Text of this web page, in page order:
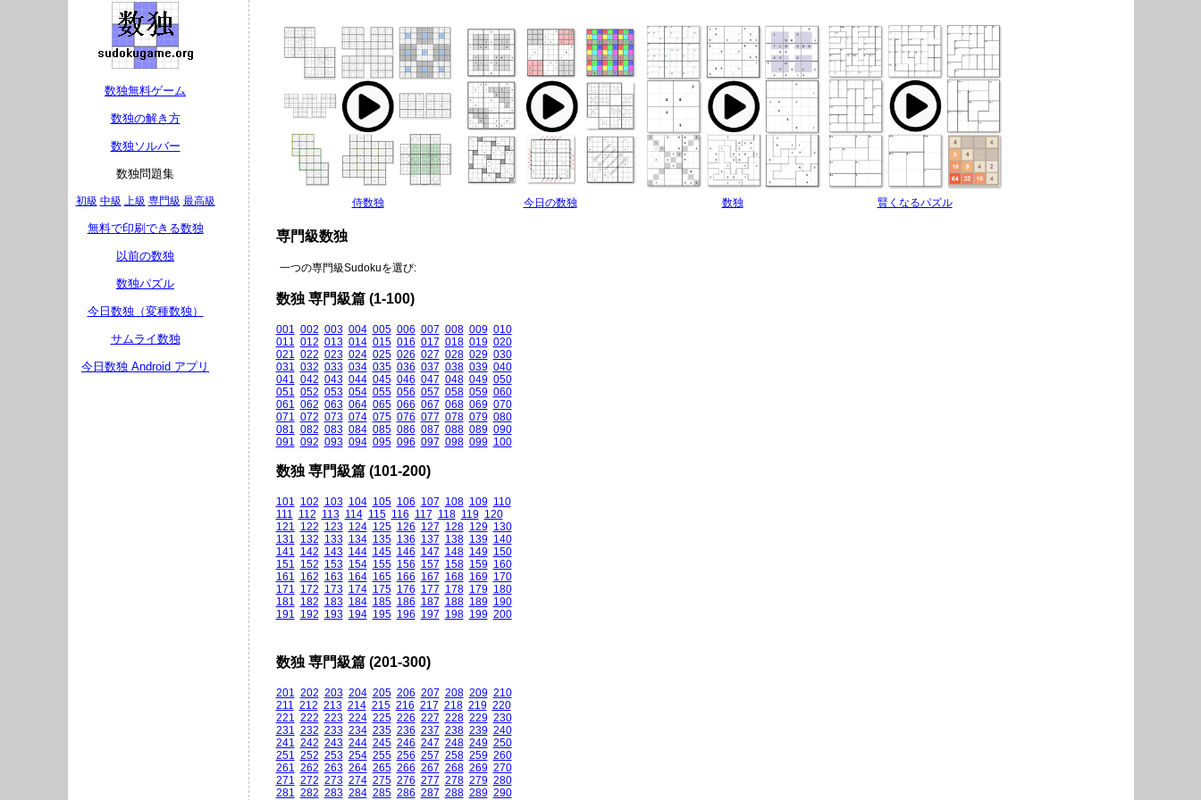
数独無料ゲーム
数独の解き方
数独ソルバー
数独問題集
初級 中級 上級 専門級 最高級
無料で印刷できる数独
以前の数独
数独パズル
今日数独（変種数独）
サムライ数独
今日数独 Android アプリ
侍数独 今日の数独 数独 賢くなるパズル
専門級数独
一つの専門級Sudokuを選び:
数独 専門級篇 (1-100)
001 002 003 004 005 006 007 008 009 010
011 012 013 014 015 016 017 018 019 020
021 022 023 024 025 026 027 028 029 030
031 032 033 034 035 036 037 038 039 040
041 042 043 044 045 046 047 048 049 050
051 052 053 054 055 056 057 058 059 060
061 062 063 064 065 066 067 068 069 070
071 072 073 074 075 076 077 078 079 080
081 082 083 084 085 086 087 088 089 090
091 092 093 094 095 096 097 098 099 100
数独 専門級篇 (101-200)
101 102 103 104 105 106 107 108 109 110
111 112 113 114 115 116 117 118 119 120
121 122 123 124 125 126 127 128 129 130
131 132 133 134 135 136 137 138 139 140
141 142 143 144 145 146 147 148 149 150
151 152 153 154 155 156 157 158 159 160
161 162 163 164 165 166 167 168 169 170
171 172 173 174 175 176 177 178 179 180
181 182 183 184 185 186 187 188 189 190
191 192 193 194 195 196 197 198 199 200
数独 専門級篇 (201-300)
201 202 203 204 205 206 207 208 209 210
211 212 213 214 215 216 217 218 219 220
221 222 223 224 225 226 227 228 229 230
231 232 233 234 235 236 237 238 239 240
241 242 243 244 245 246 247 248 249 250
251 252 253 254 255 256 257 258 259 260
261 262 263 264 265 266 267 268 269 270
271 272 273 274 275 276 277 278 279 280
281 282 283 284 285 286 287 288 289 290